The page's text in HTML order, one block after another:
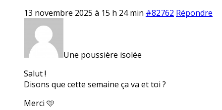
13 novembre 2025 à 15 h 24 min #82762 Répondre
Une poussière isolée
Salut !
Disons que cette semaine ça va et toi ?
Merci 🩵